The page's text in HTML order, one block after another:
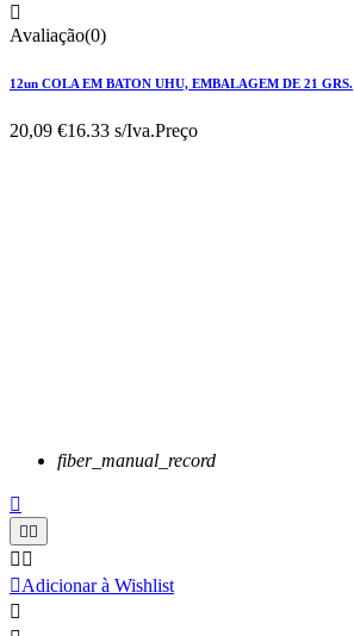

Avaliação(0)
12un COLA EM BATON UHU, EMBALAGEM DE 21 GRS.
20,09 €16.33 s/Iva.Preço
fiber_manual_record


 
Adicionar à Wishlist
